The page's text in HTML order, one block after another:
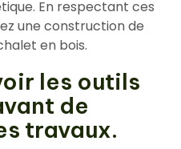
En respectant ces
une construction de
en bois.
les outils
de
travaux.